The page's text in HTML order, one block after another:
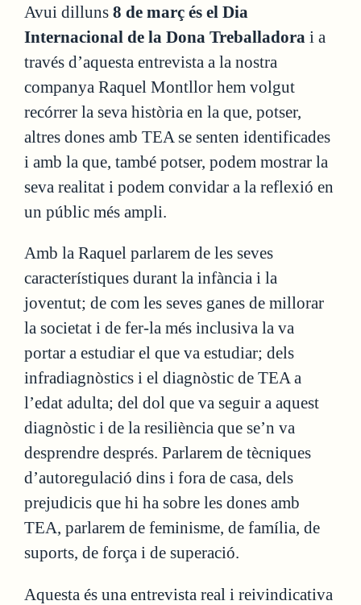
Avui dilluns 8 de març és el Dia
Internacional de la Dona Treballadora i a
través d’aquesta entrevista a la nostra
companya Raquel Montllor hem volgut
recórrer la seva història en la que, potser,
altres dones amb TEA se senten identificades
i amb la que, també potser, podem mostrar la
seva realitat i podem convidar a la reflexió en
un públic més ampli.
Amb la Raquel parlarem de les seves
característiques durant la infància i la
joventut; de com les seves ganes de millorar
la societat i de fer-la més inclusiva la va
portar a estudiar el que va estudiar; dels
infradiagnòstics i el diagnòstic de TEA a
l’edat adulta; del dol que va seguir a aquest
diagnòstic i de la resiliència que se’n va
desprendre després. Parlarem de tècniques
d’autoregulació dins i fora de casa, dels
prejudicis que hi ha sobre les dones amb
TEA, parlarem de feminisme, de família, de
suports, de força i de superació.
Aquesta és una entrevista real i reivindicativa